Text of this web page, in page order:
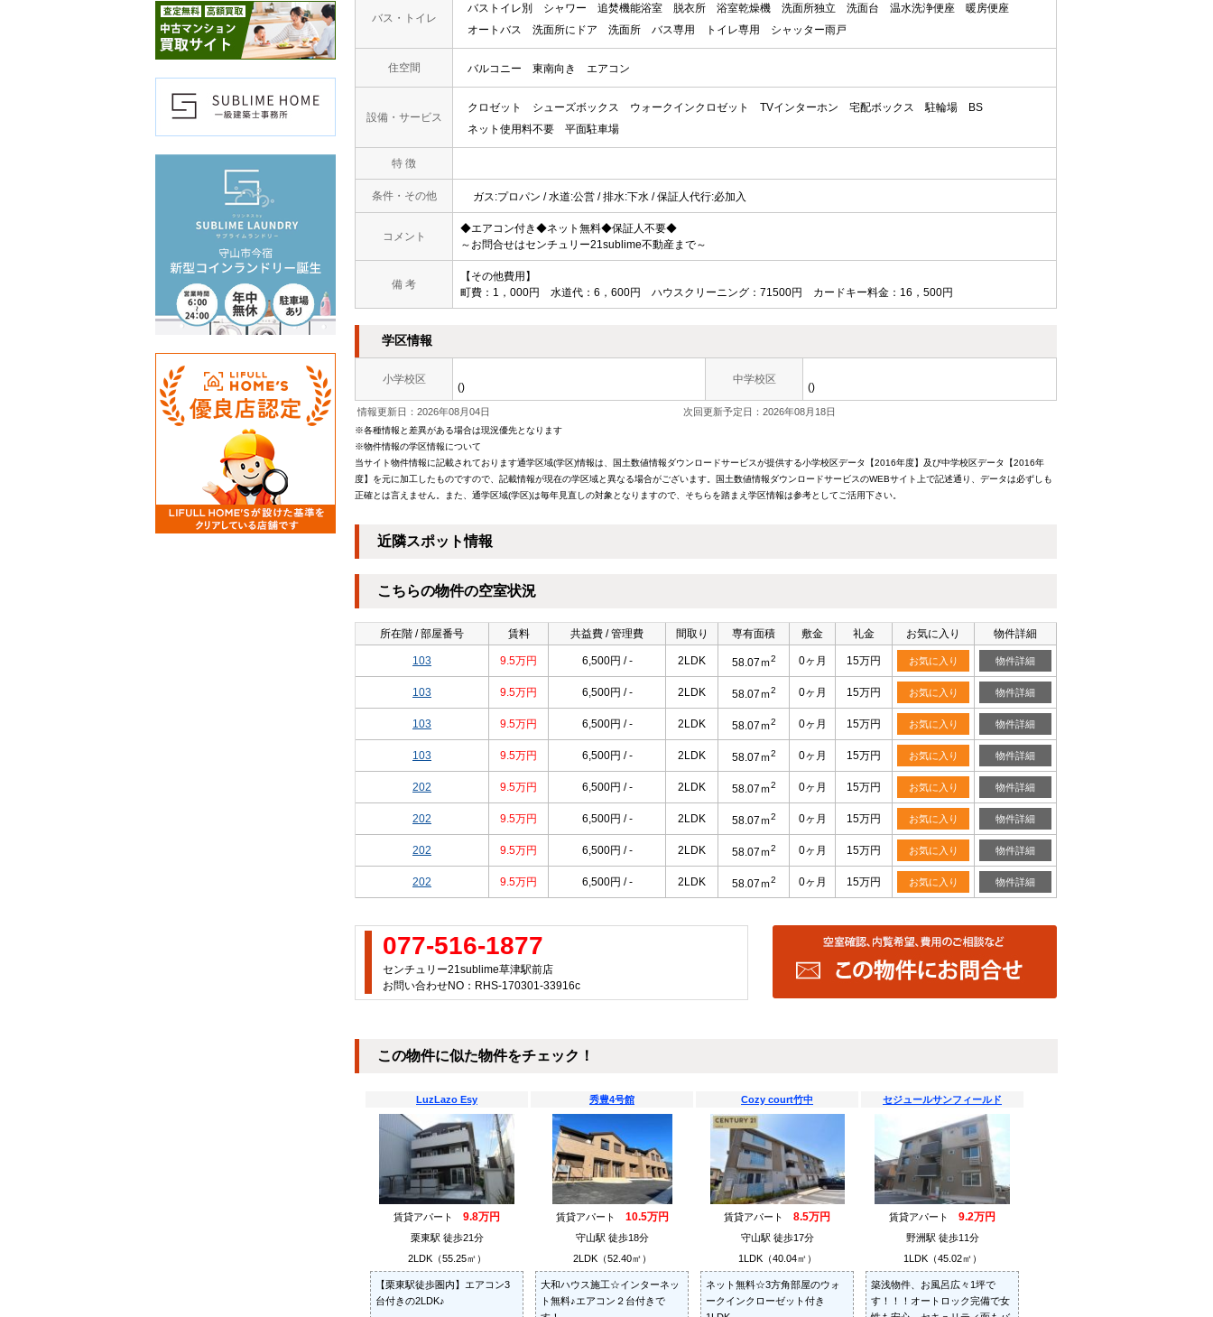
バス・トイレ
バストイレ別 シャワー 追焚機能浴室 脱衣所 浴室乾燥機 洗面所独立 洗面台 温水洗浄便座
暖房便座
オートバス
洗面所にドア 洗面所 バス専用 トイレ専用 シャッター雨戸
住空間 バルコニー 東南向き エアコン
設備・サービス
クロゼット シューズボックス ウォークインクロゼット TVインターホン 宅配ボックス 駐輪場
BS
ネット使用料不要
平面駐車場
特 徴
条件・その他 ガス:プロパン / 水道:公営 / 排水:下水 / 保証人代行:必加入
コメント
◆エアコン付き◆ネット無料◆保証人不要◆
～お問合せはセンチュリー21sublime不動産まで～
備 考
【その他費用】
町費：1，000円 水道代：6，600円 ハウスクリーニング：71500円 カードキー料金：16，500円
学区情報
小学校区
()
中学校区
()
情報更新日：2026年08月04日 次回更新予定日：2026年08月18日
※各種情報と差異がある場合は現況優先となります
※物件情報の学区情報について
当サイト物件情報に記載されております通学区域(学区)情報は、国土数値情報ダウンロードサービスが提供する小学校区データ【2016年度】及び中学校区データ【2016年
度】を元に加工したものですので、記載情報が現在の学区域と異なる場合がございます。国土数値情報ダウンロードサービスのWEBサイト上で記述通り、データは必ずしも
正確とは言えません。また、通学区域(学区)は毎年見直しの対象となりますので、そちらを踏まえ学区情報は参考としてご活用下さい。
近隣スポット情報
こちらの物件の空室状況
所在階 / 部屋番号 賃料 共益費 / 管理費 間取り 専有面積 敷金 礼金 お気に入り 物件詳細
103 9.5万円 6,500円 / - 2LDK 58.07ｍ2 0ヶ月 15万円 お気に入り 物件詳細
103 9.5万円 6,500円 / - 2LDK 58.07ｍ2 0ヶ月 15万円 お気に入り 物件詳細
103 9.5万円 6,500円 / - 2LDK 58.07ｍ2 0ヶ月 15万円 お気に入り 物件詳細
103 9.5万円 6,500円 / - 2LDK 58.07ｍ2 0ヶ月 15万円 お気に入り 物件詳細
202 9.5万円 6,500円 / - 2LDK 58.07ｍ2 0ヶ月 15万円 お気に入り 物件詳細
202 9.5万円 6,500円 / - 2LDK 58.07ｍ2 0ヶ月 15万円 お気に入り 物件詳細
202 9.5万円 6,500円 / - 2LDK 58.07ｍ2 0ヶ月 15万円 お気に入り 物件詳細
202 9.5万円 6,500円 / - 2LDK 58.07ｍ2 0ヶ月 15万円 お気に入り 物件詳細
077-516-1877
センチュリー21sublime草津駅前店
お問い合わせNO：RHS-170301-33916c
この物件に似た物件をチェック！
LuzLazo Esy
賃貸アパート 9.8万円
栗東駅 徒歩21分
2LDK（55.25㎡）
【栗東駅徒歩圏内】エアコン3
台付きの2LDK♪
秀豊4号館
賃貸アパート 10.5万円
守山駅 徒歩18分
2LDK（52.40㎡）
大和ハウス施工☆インターネッ
ト無料♪エアコン２台付きで
Cozy court竹中
賃貸アパート 8.5万円
守山駅 徒歩17分
1LDK（40.04㎡）
ネット無料☆3方角部屋のウォ
ークインクローゼット付き
セジュールサンフィールド
賃貸アパート 9.2万円
野洲駅 徒歩11分
1LDK（45.02㎡）
築浅物件、お風呂広々1坪で
す！！！オートロック完備で女